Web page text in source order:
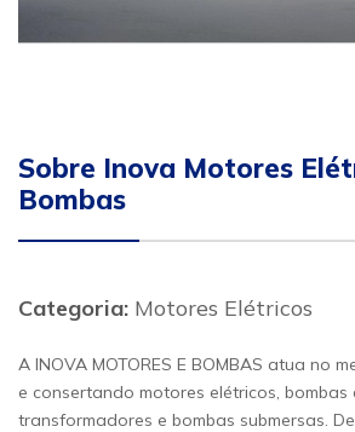
Sobre Inova Motores
Bombas
Categoria: Motores Elétricos
A INOVA MOTORES E BOMBAS atua no
e consertando motores elétricos, bombas
transformadores e bombas submersas.